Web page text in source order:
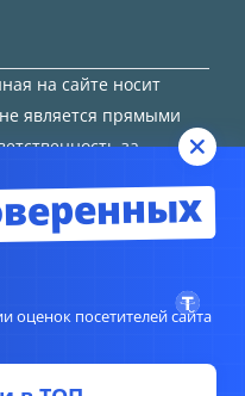
на сайте носит
является прямыми
за
оценок посетителей сайта